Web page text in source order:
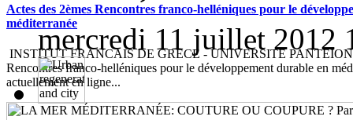
Actes des 2èmes Rencontres franco-helléniques pour le
méditerranée
INSTITUT FRANCAIS DE GRECE - UNIVERSITE PANTEION
Rencontres franco-helléniques pour le développement durable en
actuellement en ligne...
mercredi 11 juillet 2012